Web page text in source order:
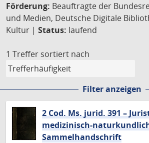
Förderung: Beauftragte der
und Medien, Deutsche Digitale
Kultur | Status: laufend
1 Treffer sortiert nach
Filter anzeigen
2 Cod. Ms. jurid. 391 –
medizinisch-
Sammelhandschrift